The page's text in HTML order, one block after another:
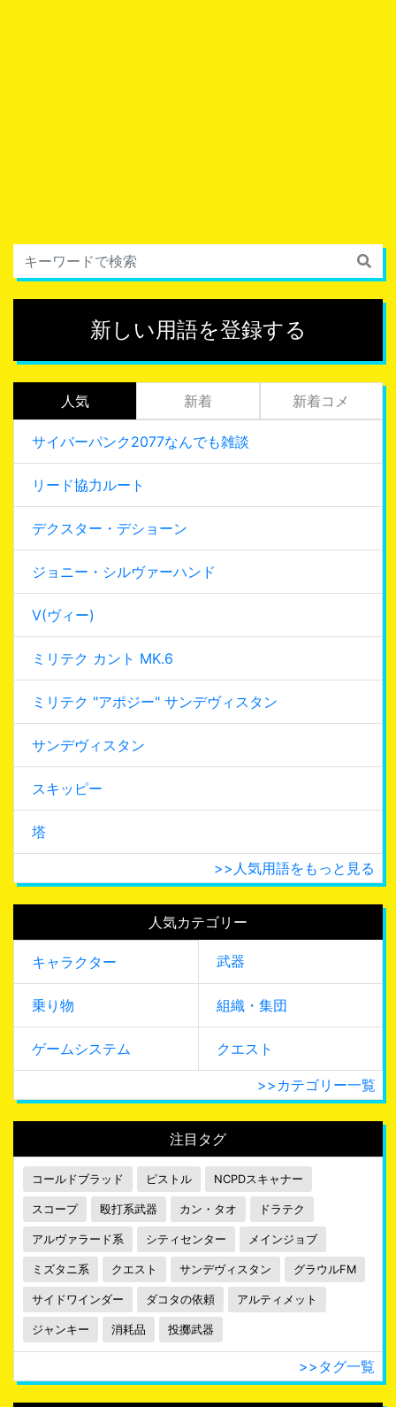
新しい用語を登録する
人気 新着 新着コメ
サイバーパンク2077なんでも雑談
リード協力ルート
デクスター・デショーン
ジョニー・シルヴァーハンド
V(ヴィー)
ミリテク カント MK.6
ミリテク "アポジー" サンデヴィスタン
サンデヴィスタン
スキッピー
塔
>>人気用語をもっと見る
人気カテゴリー
キャラクター 武器
乗り物 組織・集団
ゲームシステム クエスト
>>カテゴリー一覧
注目タグ
コールドブラッド ピストル NCPDスキャナー
スコープ 殴打系武器 カン・タオ ドラテク
アルヴァラード系 シティセンター メインジョブ
ミズタニ系 クエスト サンデヴィスタン グラウルFM
サイドワインダー ダコタの依頼 アルティメット
ジャンキー 消耗品 投擲武器
>>タグ一覧